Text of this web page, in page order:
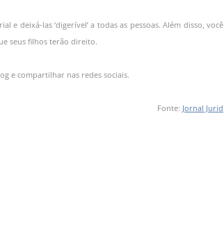
deixá-las ‘digerível’ a todas as pessoas. Além disso, você
seus filhos terão direito.
e compartilhar nas redes sociais.
Fonte: Jornal Jurid